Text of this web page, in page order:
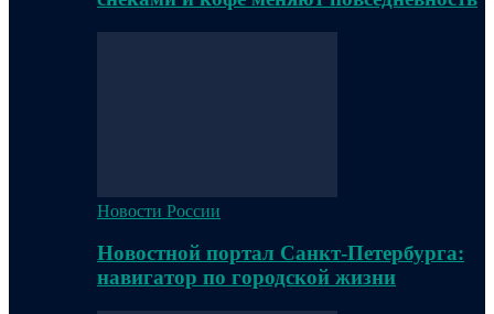
Новости России
Новостной портал Санкт-Петербурга:
навигатор по городской жизни